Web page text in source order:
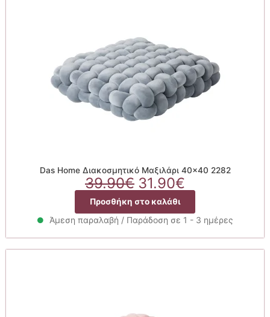
Das Home Διακοσμητικό Μαξιλάρι 40×40 2282
39.90€ Original
price
was:
39.90€.
31.90€
τρέχουσα
τιμή
είναι:
31.90€.
Προσθήκη στο καλάθι
Άμεση παραλαβή / Παράδοση σε 1 - 3 ημέρες